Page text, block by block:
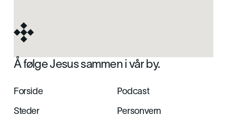
Å følge Jesus sammen i vår by.
Forside
Steder
Podcast
Personvern